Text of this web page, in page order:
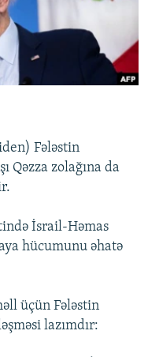
Fələstin
Qəzza zolağına da
İsrail-Həmas
hücumunu əhatə
üçün Fələstin
lazımdır: